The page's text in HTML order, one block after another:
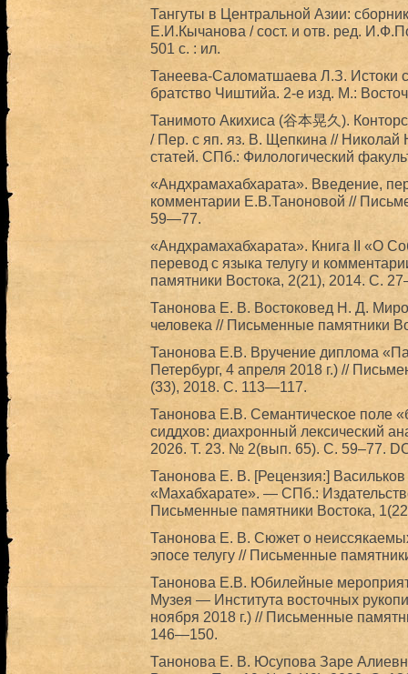
Тангуты в Центральной Азии:
Е.И.Кычанова / сост. и отв. ред.
501 с. : ил.
Танеева-Саломатшаева Л.З. Истоки
братство Чиштийа. 2-е изд. М.:
Танимото Акихиса (谷本晃久).
/ Пер. с яп. яз. В. Щепкина // Николай
статей. СПб.: Филологический
«Андхрамахабхарата». Введение,
комментарии Е.В.Таноновой //
59—77.
«Андхрамахабхарата». Книга II «О
перевод с языка телугу и
памятники Востока, 2(21), 2014. С.
Танонова Е. В. Востоковед Н. Д.
человека // Письменные памятники
Танонова Е.В. Вручение диплома
Петербург, 4 апреля 2018 г.) //
(33), 2018. С. 113—117.
Танонова Е.В. Семантическое поле
сиддхов: диахронный лексический
2026. Т. 23. № 2(вып. 65). С. 59–77.
Танонова Е. В. [Рецензия:]
«Махабхарате». — СПб.:
Письменные памятники Востока,
Танонова Е. В. Сюжет о
эпосе телугу // Письменные
Танонова Е.В. Юбилейные
Музея — Института восточных
ноября 2018 г.) // Письменные
146—150.
Танонова Е. В. Юсупова Заре